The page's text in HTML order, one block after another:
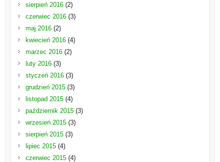
sierpień 2016(2)
czerwiec 2016(3)
maj 2016(2)
kwiecień 2016(4)
marzec 2016(2)
luty 2016(3)
styczeń 2016(3)
grudzień 2015(3)
listopad 2015(4)
październik 2015(3)
wrzesień 2015(3)
sierpień 2015(3)
lipiec 2015(4)
czerwiec 2015(4)